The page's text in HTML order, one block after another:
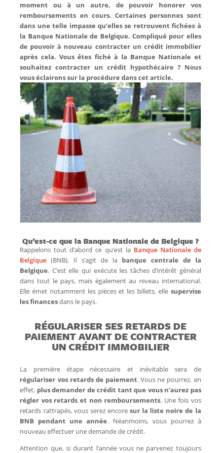
moment ou à un autre, de pouvoir honorer vos
remboursements en cours. Certaines personnes sont
dans une telle impasse qu’elles se retrouvent fichées à
la Banque Nationale de Belgique. Compliqué pour elles
de pouvoir à nouveau contracter un crédit immobilier
après cela. Vous êtes fiché à la Banque Nationale et
souhaitez contracter un crédit hypothécaire ? Nous
vous éclairons sur la procédure dans cet article.
Qu’est-ce que la Banque Nationale de Belgique ?
Rappelons tout d’abord ce qu’est la Banque Nationale de
Belgique (BNB). Il s’agit de la banque centrale de la
Belgique. C’est elle qui exécute les tâches d’intérêt général
dans tout le pays, mais également au niveau international.
Elle émet notamment les pièces et les billets, elle supervise
les financesdans le pays.
RÉGULARISER SES RETARDS DE
PAIEMENT AVANT DE CONTRACTER
UN CRÉDIT IMMOBILIER
La première étape nécessaire et inévitable sera de
régulariser vos retards de paiement. Vous ne pourrez, en
effet, plus demander de crédit tant que vous n’aurez pas
régler vos retards et non remboursements. Une fois vos
retards rattrapés, vous serez encore sur la liste noire de la
BNB pendant une année. Néanmoins, vous pourrez à
nouveau effectuer une demande de crédit.
Attention que, si durant l’année vous ne parvenez toujours